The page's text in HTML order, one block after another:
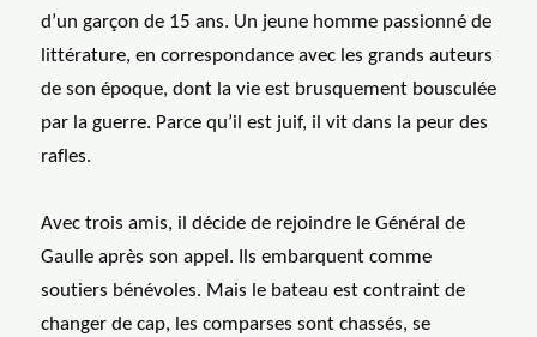
d’un garçon de 15 ans. Un jeune homme passionné de
littérature, en correspondance avec les grands auteurs
de son époque, dont la vie est brusquement bousculée
par la guerre. Parce qu’il est juif, il vit dans la peur des
rafles.
Avec trois amis, il décide de rejoindre le Général de
Gaulle après son appel. Ils embarquent comme
soutiers bénévoles. Mais le bateau est contraint de
changer de cap, les comparses sont chassés, se